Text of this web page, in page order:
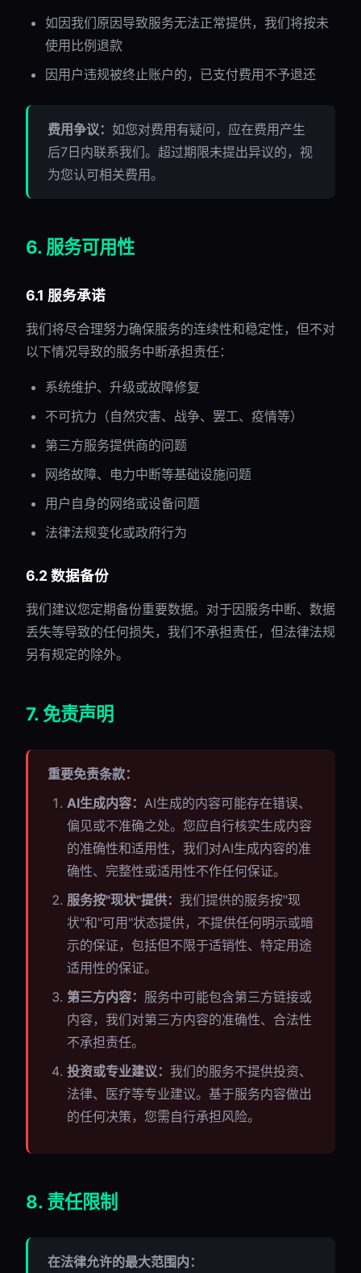
如因我们原因导致服务无法正常提供，我们将按未
使用比例退款
因用户违规被终止账户的，已支付费用不予退还
费用争议： 如您对费用有疑问，应在费用产生
后7日内联系我们。超过期限未提出异议的，视
为您认可相关费用。
6. 服务可用性
6.1 服务承诺
我们将尽合理努力确保服务的连续性和稳定性，但不对
以下情况导致的服务中断承担责任：
系统维护、升级或故障修复
不可抗力（自然灾害、战争、罢工、疫情等）
第三方服务提供商的问题
网络故障、电力中断等基础设施问题
用户自身的网络或设备问题
法律法规变化或政府行为
6.2 数据备份
我们建议您定期备份重要数据。对于因服务中断、数据
丢失等导致的任何损失，我们不承担责任，但法律法规
另有规定的除外。
7. 免责声明
重要免责条款：
AI生成内容： AI生成的内容可能存在错误、
偏见或不准确之处。您应自行核实生成内容
的准确性和适用性，我们对AI生成内容的准
确性、完整性或适用性不作任何保证。
服务按"现状"提供： 我们提供的服务按"现
状"和"可用"状态提供，不提供任何明示或暗
示的保证，包括但不限于适销性、特定用途
适用性的保证。
第三方内容： 服务中可能包含第三方链接或
内容，我们对第三方内容的准确性、合法性
不承担责任。
投资或专业建议： 我们的服务不提供投资、
法律、医疗等专业建议。基于服务内容做出
的任何决策，您需自行承担风险。
8. 责任限制
在法律允许的最大范围内：